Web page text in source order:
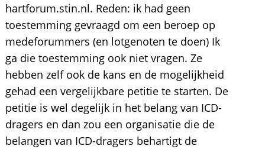
hartforum.stin.nl. Reden: ik had geen
toestemming gevraagd om een beroep op
medeforummers (en lotgenoten te doen) Ik
ga die toestemming ook niet vragen. Ze
hebben zelf ook de kans en de mogelijkheid
gehad een vergelijkbare petitie te starten. De
petitie is wel degelijk in het belang van ICD-
dragers en dan zou een organisatie die de
belangen van ICD-dragers behartigt de